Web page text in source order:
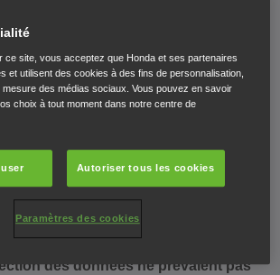
que vous nous soumettez
avis, données de localisation et toute
que vous fournirez.
collectons, utilisons et stockons
utilisons et stockons vos données
les raisons énoncées ci-dessous.
les intérêts légitimes de Honda,
des données ne prévalent pas
ce site, vous acceptez que Honda et ses partenaires
et utilisent des cookies à des fins de personnalisation,
mesure des médias sociaux. Vous pouvez en savoir
choix à tout moment dans notre centre de
Autoriser tous les cookies
Paramètres des cookies